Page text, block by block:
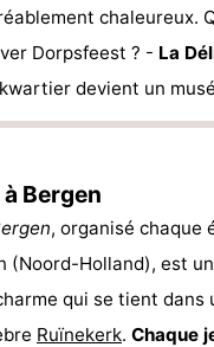
chaleureux.
Dorpsfeest ? - La
devient un
Bergen
, organisé chaque
(Noord-Holland), est
qui se tient dans
Ruïnekerk. Chaque